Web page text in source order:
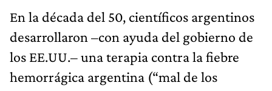
En la década del 50, científicos argentinos
desarrollaron –con ayuda del gobierno de
los EE.UU.– una terapia contra la fiebre
hemorrágica argentina (“mal de los